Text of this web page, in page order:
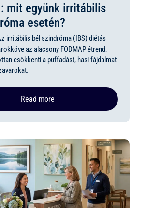
mit együnk irritábilis
esetén?
irritábilis bél szindróma (IBS) diétás
az alacsony FODMAP étrend,
csökkenti a puffadást, hasi fájdalmat
Read more